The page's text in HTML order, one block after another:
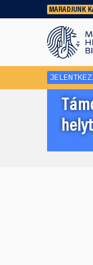
MARADJUNK
Régebbi